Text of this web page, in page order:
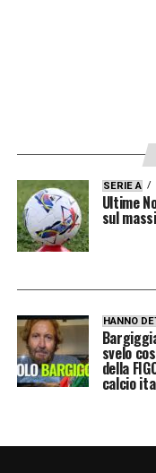
SERIE A
Ultime
sul
HANNO
svelo
della
calcio